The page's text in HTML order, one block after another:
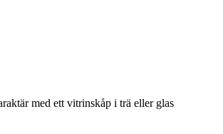
med ett vitrinskåp i trä eller glas